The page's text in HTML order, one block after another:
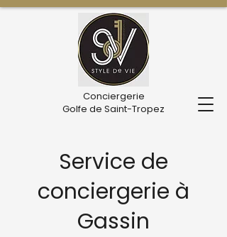
Conciergerie
Golfe de Saint-Tropez
Service de
conciergerie à
Gassin